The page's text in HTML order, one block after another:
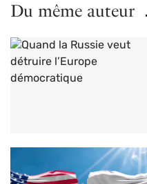
Du même auteur